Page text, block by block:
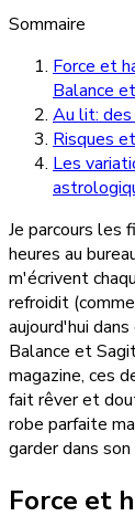
Sommaire
Force et
Balance
Au lit:
Risques
Les
Je parcours les
heures au
m'écrivent
refroidit
aujourd'hui
Balance et
magazine, ces
fait rêver et
robe parfaite
garder dans son
Force et